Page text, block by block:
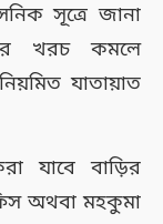
সূত্রে জানা
খরচ কমলে
যাতায়াত
যাবে বাড়ির
অথবা মহকুমা